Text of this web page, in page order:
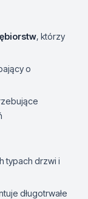
, którzy
o
typach drzwi i
długotrwałe